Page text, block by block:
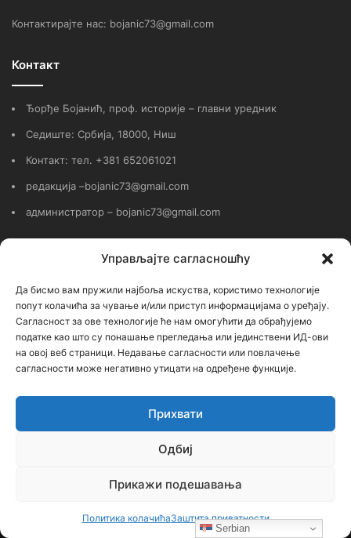
Управљајте сагласношћу
Да бисмо вам пружили најбоља искуства, користимо технологије
попут колачића за чување и/или приступ информацијама о уређају.
Сагласност за ове технологије ће нам омогућити да обрађујемо
податке као што су понашање прегледања или јединствени ИД-ови
на овој веб страници. Недавање сагласности или повлачење
сагласности може негативно утицати на одређене функције.
Прихвати
Одбиј
Прикажи подешавања
Политика колачићаЗаштита приватности
Контактирајте нас: bojanic73@gmail.com
Контакт
Ђорђе Бојанић, проф. историје – главни уредник
Седиште: Србија, 18000, Ниш
Контакт: тел. +381 652061021
редакција –bojanic73@gmail.com
администратор – bojanic73@gmail.com
утицајем ни једне политичке опције или организације. Сајт није
профитабилан, заснива се на добровољном раду.
Пријавите се на наш бесплатни Билтен (newsletter)
Serbian